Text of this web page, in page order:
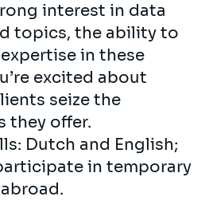
interest in data
topics, the ability to
in these
excited about
seize the
they offer.
Dutch and English;
in temporary